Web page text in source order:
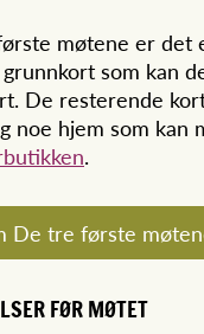
møtene er det
som kan
De resterende
noe hjem som
.
De tre første
FØR MØTET